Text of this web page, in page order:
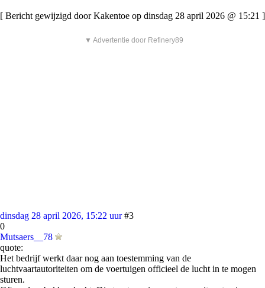
[ Bericht gewijzigd door Kakentoe op dinsdag 28 april 2026 @ 15:21 ]
▼ Advertentie door Refinery89
dinsdag 28 april 2026, 15:22 uur #3
0
Mutsaers__78
quote:
Het bedrijf werkt daar nog aan toestemming van de
luchtvaartautoriteiten om de voertuigen officieel de lucht in te mogen
sturen.